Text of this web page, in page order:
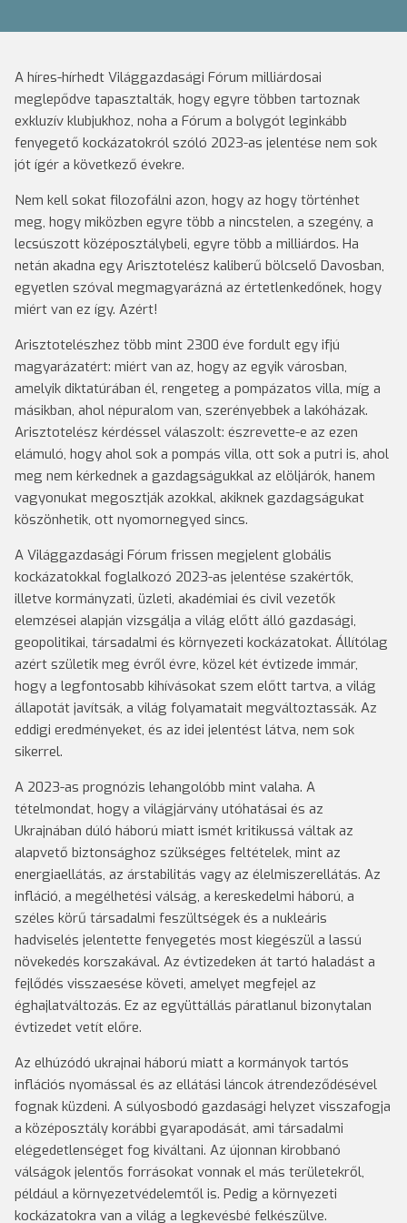
A híres-hírhedt Világgazdasági Fórum milliárdosai
meglepődve tapasztalták, hogy egyre többen tartoznak
exkluzív klubjukhoz, noha a Fórum a bolygót leginkább
fenyegető kockázatokról szóló 2023-as jelentése nem sok
jót ígér a következő évekre.
Nem kell sokat filozofálni azon, hogy az hogy történhet
meg, hogy miközben egyre több a nincstelen, a szegény, a
lecsúszott középosztálybeli, egyre több a milliárdos. Ha
netán akadna egy Arisztotelész kaliberű bölcselő Davosban,
egyetlen szóval megmagyarázná az értetlenkedőnek, hogy
miért van ez így. Azért!
Arisztotelészhez több mint 2300 éve fordult egy ifjú
magyarázatért: miért van az, hogy az egyik városban,
amelyik diktatúrában él, rengeteg a pompázatos villa, míg a
másikban, ahol népuralom van, szerényebbek a lakóházak.
Arisztotelész kérdéssel válaszolt: észrevette-e az ezen
elámuló, hogy ahol sok a pompás villa, ott sok a putri is, ahol
meg nem kérkednek a gazdagságukkal az elöljárók, hanem
vagyonukat megosztják azokkal, akiknek gazdagságukat
köszönhetik, ott nyomornegyed sincs.
A Világgazdasági Fórum frissen megjelent globális
kockázatokkal foglalkozó 2023-as jelentése szakértők,
illetve kormányzati, üzleti, akadémiai és civil vezetők
elemzései alapján vizsgálja a világ előtt álló gazdasági,
geopolitikai, társadalmi és környezeti kockázatokat. Állítólag
azért születik meg évről évre, közel két évtizede immár,
hogy a legfontosabb kihívásokat szem előtt tartva, a világ
állapotát javítsák, a világ folyamatait megváltoztassák. Az
eddigi eredményeket, és az idei jelentést látva, nem sok
sikerrel.
A 2023-as prognózis lehangolóbb mint valaha. A
tételmondat, hogy a világjárvány utóhatásai és az
Ukrajnában dúló háború miatt ismét kritikussá váltak az
alapvető biztonsághoz szükséges feltételek, mint az
energiaellátás, az árstabilitás vagy az élelmiszerellátás. Az
infláció, a megélhetési válság, a kereskedelmi háború, a
széles körű társadalmi feszültségek és a nukleáris
hadviselés jelentette fenyegetés most kiegészül a lassú
növekedés korszakával. Az évtizedeken át tartó haladást a
fejlődés visszaesése követi, amelyet megfejel az
éghajlatváltozás. Ez az együttállás páratlanul bizonytalan
évtizedet vetít előre.
Az elhúzódó ukrajnai háború miatt a kormányok tartós
inflációs nyomással és az ellátási láncok átrendeződésével
fognak küzdeni. A súlyosbodó gazdasági helyzet visszafogja
a középosztály korábbi gyarapodását, ami társadalmi
elégedetlenséget fog kiváltani. Az újonnan kirobbanó
válságok jelentős forrásokat vonnak el más területekről,
például a környezetvédelemtől is. Pedig a környezeti
kockázatokra van a világ a legkevésbé felkészülve.